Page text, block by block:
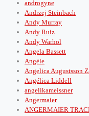
androgyne
Andrzej Steinbach
Andy Murray
Andy Ruiz
Andy Warhol
Angela Bassett
Angèle
Angelica Augustsson
Angélica Liddell
angelikameissner
Angermaier
ANGERMAIER